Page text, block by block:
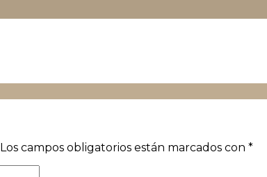
Los campos obligatorios están marcados con *